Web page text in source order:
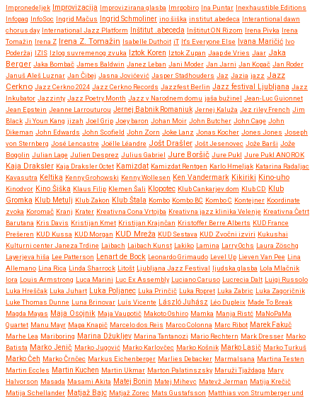
Impronedeljek Improvizacija Improvizirana glasba Imrpobiro Ina Puntar Inexhaustible Editions
Infopaq InfoSoc Ingrid Mačus Ingrid Schmoliner ino šiška institut .abedeca Interantional dawn
chorus day International Jazz Platform Inštitut .abeceda Inštitut ON Rizom Irena Pivka Irena
Tomažin Irena Z Irena Z. Tomažin Isabelle Duthoit iT It's Everyone Else Ivana Maričić Ivo
Poderžaj IZIS Izlog suvremenog zvuka Iztok Koren Iztok Zupan Jaap de Vries Jaar Jaka
Berger Jaka Bombač James Baldwin Janez Leban Jani Moder Jan Jarni Jan Kopač Jan Roder
Januš Aleš Luznar Jan Čibej Jasna Jovićević Jasper Stadhouders Jaz Jazia jazz Jazz
Cerkno Jazz Cerkno 2024 Jazz Cerkno Records Jazzfest Berlin Jazz festival Ljubljana Jazz
Inkubator Jazzinty Jazz Poetry Month Jazz v Narodnem domu jaša bužinel Jean-Luc Guionnet
Jean Epstein Jeanne Larrouturou Jernej Babnik Romaniuk Jernej Kaluža Jez riley French Jim
Black Ji Youn Kang jizah Joel Grip Joey baron Johan Moir John Butcher John Cage John
Dikeman John Edwards John Scofield John Zorn Joke Lanz Jonas Kocher Jones Jones Joseph
von Sternberg José Lencastre Joëlle Léandre Jošt Drašler Jošt Jesenovec Jože Barši Jože
Bogolin Julian Lage Julien Desprez Julius Gabriel Jure Boršič Jure Pukl Jure Pukl ANOROK
Kaja Draksler Kaja Draksler Octet Kamizdat Kamizdat Rentgen Karlo Hmeljak Katarina Radaljac
Kavasutra Keltika Kenny Grohowski Kenny Wollesen Ken Vandermark Kikiriki Kino-uho
Kinodvor Kino Šiška Klaus Filip Klemen Šali Klopotec Klub Cankarjev dom Klub CD Klub
Gromka Klub Metulj Klub Zakon Klub Štala Kombo Kombo BC Kombo C Kontejner Koordinate
zvoka Koromač Kranj Krater Kreativna Cona Vrtojba Kreativna jazz klinika Velenje Kreativna Četrt
Barutana Kris Davis Kristijan Kmet Kristijan Krajnčan Kristoffer Berre Alberts KUD France
Prešeren KUD Kussa KUD Morgan KUD Mreža KUD Sestava KUD Zvočni izviri Kukushai
Kulturni center Janeza Trdine Laibach Laibach Kunst Lakiko Lamina Larry Ochs Laura Zöschg
Layerjeva hiša Lee Patterson Lenart de Bock Leonardo Grimaudo Level Up Lieven Van Pee Lina
Allemano Lina Rica Linda Sharrock Litošt Ljubljana Jazz Festival ljudska glasba Lola Mlačnik
lora Louis Armstrong Luca Marini Luc Ex Assembly Luciano Caruso Lucrecia Dalt Luigi Russolo
Luka Hreščak Luka Juhart Luka Poljanec Luka Prinčič Luka Ropret Luka Zabric Luka Zagoričnik
Luke Thomas Dunne Luna Brinovar Luís Vicente László Juhász Léo Dupleix Made To Break
Magda Mayas Maja Osojnik Maja Vaupotič Makoto Oshiro Mamka Manja Ristć MaNoPaMa
Quartet Manu Mayr Mapa Knapič Marcelo dos Reis Marco Colonna Marc Ribot Marek Fakuč
Marhe Lea Mariboring Marina Džukljev Marina Tantanozi Mario Rechtern Mark Dresser Marko
Batista Marko Jenič Marko Jugović Marko Karlovčec Marko Košnik Marko Lasič Marko Turkuš
Marko Čeh Marko Črnčec Markus Eichenberger Marlies Debacker Marmalsana Martina Testen
Martin Eccles Martin Kuchen Martin Ukmar Marton Palatinszsky Maruži Tjaždaga Mary
Halvorson Masada Masami Akita Matej Bonin Matej Mihevc Matevž Jerman Matija Krečič
Matija Schellander Matjaž Bajc Matjaž Zorec Mats Gustafsson Matthias von Strumberger und